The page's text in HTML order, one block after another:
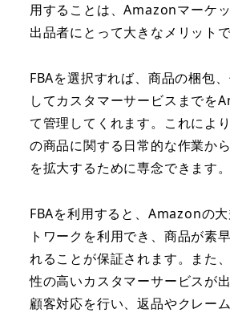
用することは、Amazonマーケ
出品者にとって大きなメリットで
FBAを選択すれば、商品の梱包
してカスタマーサービスまでを
て管理してくれます。これによ
の商品に関する日常的な作業か
を拡大するために専念できます。
FBAを利用すると、Amazonの
トワークを利用でき、商品が素
れることが保証されます。また
性の高いカスタマーサービスが
顧客対応を行い、返品やクレー